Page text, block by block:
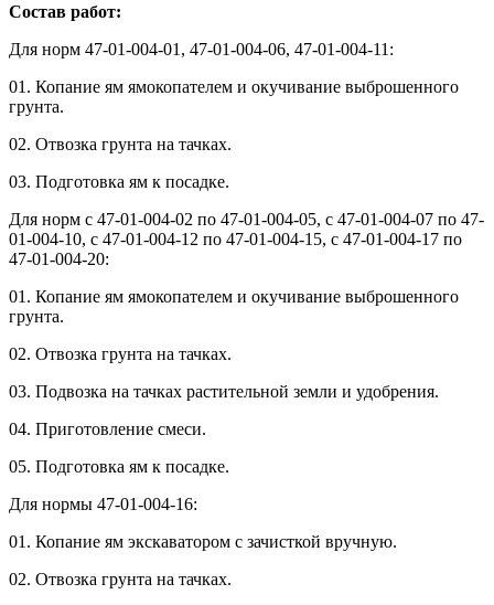
Состав работ:
Для норм 47-01-004-01, 47-01-004-06, 47-01-004-11:
01. Копание ям ямокопателем и окучивание выброшенного
грунта.
02. Отвозка грунта на тачках.
03. Подготовка ям к посадке.
Для норм с 47-01-004-02 по 47-01-004-05, с 47-01-004-07 по 47-
01-004-10, с 47-01-004-12 по 47-01-004-15, с 47-01-004-17 по
47-01-004-20:
01. Копание ям ямокопателем и окучивание выброшенного
грунта.
02. Отвозка грунта на тачках.
03. Подвозка на тачках растительной земли и удобрения.
04. Приготовление смеси.
05. Подготовка ям к посадке.
Для нормы 47-01-004-16:
01. Копание ям экскаватором с зачисткой вручную.
02. Отвозка грунта на тачках.